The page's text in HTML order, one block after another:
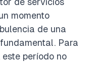
momento
de una
Para
período no